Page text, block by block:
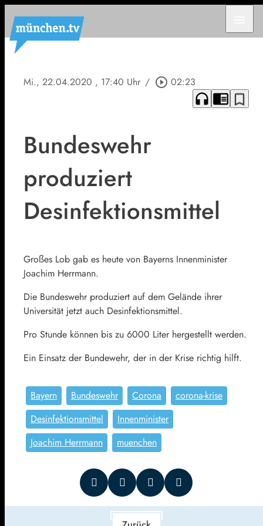
Mi., 22.04.2020 , 17:40 Uhr / play_circle_outline 02:23
headphones chrome_reader_mode bookmark_border
Bundeswehr
produziert
Desinfektionsmittel
Großes Lob gab es heute von Bayerns Innenminister
Joachim Herrmann.
Die Bundeswehr produziert auf dem Gelände ihrer
Universität jetzt auch Desinfektionsmittel.
Pro Stunde können bis zu 6000 Liter hergestellt werden.
Ein Einsatz der Bundewehr, der in der Krise richtig hilft.
Bayern Bundeswehr Corona
corona-krise
Desinfektionsmittel
Innenminister
Joachim Herrmann
muenchen